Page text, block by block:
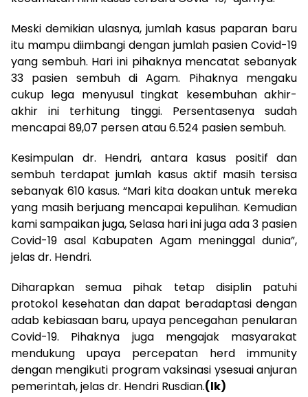
Meski demikian ulasnya, jumlah kasus paparan baru
itu mampu diimbangi dengan jumlah pasien Covid-19
yang sembuh. Hari ini pihaknya mencatat sebanyak
33 pasien sembuh di Agam. Pihaknya mengaku
cukup lega menyusul tingkat kesembuhan akhir-
akhir ini terhitung tinggi. Persentasenya sudah
mencapai 89,07 persen atau 6.524 pasien sembuh.
Kesimpulan dr. Hendri, antara kasus positif dan
sembuh terdapat jumlah kasus aktif masih tersisa
sebanyak 610 kasus. “Mari kita doakan untuk mereka
yang masih berjuang mencapai kepulihan. Kemudian
kami sampaikan juga, Selasa hari ini juga ada 3 pasien
Covid-19 asal Kabupaten Agam meninggal dunia”,
jelas dr. Hendri.
Diharapkan semua pihak tetap disiplin patuhi
protokol kesehatan dan dapat beradaptasi dengan
adab kebiasaan baru, upaya pencegahan penularan
Covid-19. Pihaknya juga mengajak masyarakat
mendukung upaya percepatan herd immunity
dengan mengikuti program vaksinasi ysesuai anjuran
pemerintah, jelas dr. Hendri Rusdian.(lk)